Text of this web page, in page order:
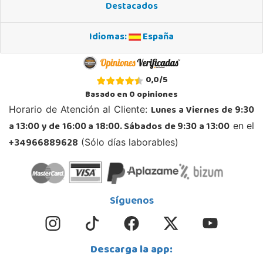
STOCK DISPONIBLE
Juguetilandia Barakaldo
Centro comercial Max Center Barrio, Kareaga K., s/n Planta 1 Local LC3
48903, Barakaldo
946095553
Localizar Tienda
Juguetilandia Ciudad Real
Parque Comercial Puerta del Ave local 5 (Avenida de la ciencia nº9)
Destacados
Idiomas:
España
0,0/5
Basado en0opiniones
Horario de Atención al Cliente: Lunes a Viernes de 9:30
a 13:00 y de 16:00 a 18:00. Sábados de 9:30 a 13:00 en el
+34966889628 (Sólo días laborables)
Síguenos
Descarga la app: